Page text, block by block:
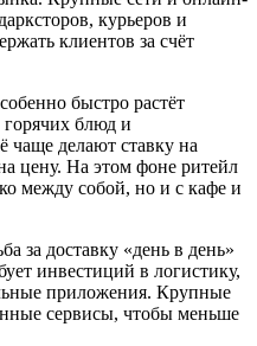
курьеров и
клиентов за счёт
быстро растёт
блюд и
чаще делают ставку на
цену. На этом фоне ритейл
между собой, но и с кафе и
за доставку «день в день»
инвестиций в логистику,
приложения. Крупные
сервисы, чтобы меньше